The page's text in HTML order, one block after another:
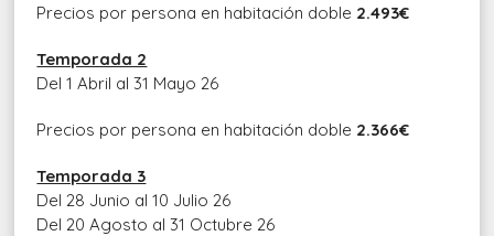
Precios por persona en habitación doble 2.493€
Temporada 2
Del 1 Abril al 31 Mayo 26
Precios por persona en habitación doble 2.366€
Temporada 3
Del 28 Junio al 10 Julio 26
Del 20 Agosto al 31 Octubre 26